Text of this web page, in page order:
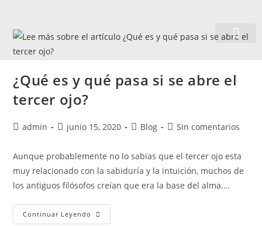
¿Qué es y qué pasa si se abre el
tercer ojo?
admin junio 15, 2020 Blog Sin comentarios
Aunque probablemente no lo sabias que el tercer ojo esta
muy relacionado con la sabiduría y la intuición, muchos de
los antiguos filósofos creían que era la base del alma.…
Continuar Leyendo